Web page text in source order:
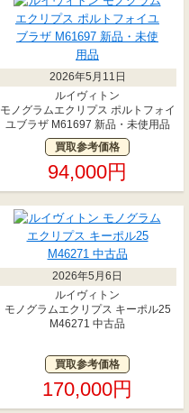
2026年5月11日
ルイヴィトン
モノグラムエクリプス ポルトフォイ
ユブラザ M61697 新品・未使用品
買取参考価格
94,000円
2026年5月6日
ルイヴィトン
モノグラムエクリプス キーポル25
M46271 中古品
買取参考価格
170,000円